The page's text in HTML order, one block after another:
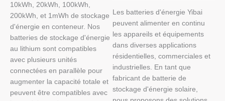
10kWh, 20kWh, 100kWh,
200kWh, et 1mWh de stockage
d'énergie en conteneur. Nos
batteries de stockage d'énergie
au lithium sont compatibles
avec plusieurs unités
connectées en parallèle pour
augmenter la capacité totale et
peuvent être compatibles avec
Les batteries d'énergie Yibai
peuvent alimenter en continu
les appareils et équipements
dans diverses applications
résidentielles, commerciales et
industrielles. En tant que
fabricant de batterie de
stockage d'énergie solaire,